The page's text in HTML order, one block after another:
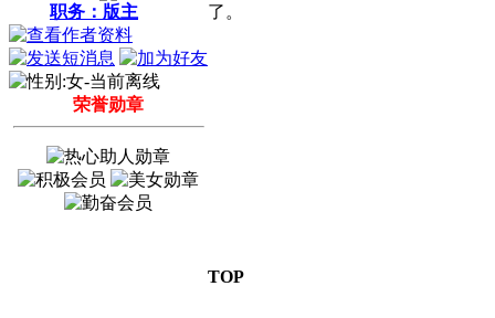
职务：版主
荣誉勋章
了。
TOP